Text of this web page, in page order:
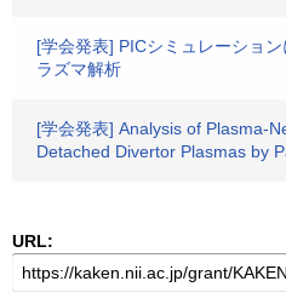
[学会発表] PICシミュレーショ
ラズマ解析
[学会発表] Analysis of Plasma-
Detached Divertor Plasmas by
URL: